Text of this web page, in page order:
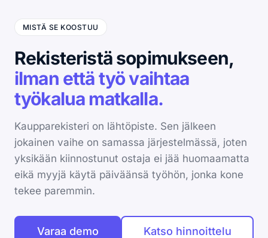
MISTÄ SE KOOSTUU
Rekisteristä sopimukseen,
ilman että työ vaihtaa
työkalua matkalla.
Kaupparekisteri on lähtöpiste. Sen jälkeen
jokainen vaihe on samassa järjestelmässä, joten
yksikään kiinnostunut ostaja ei jää huomaamatta
eikä myyjä käytä päiväänsä työhön, jonka kone
tekee paremmin.
Varaa demo Katso hinnoittelu